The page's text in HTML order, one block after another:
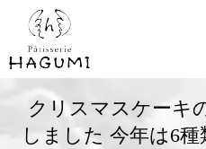
クリスマスケーキ
しました 今年は6